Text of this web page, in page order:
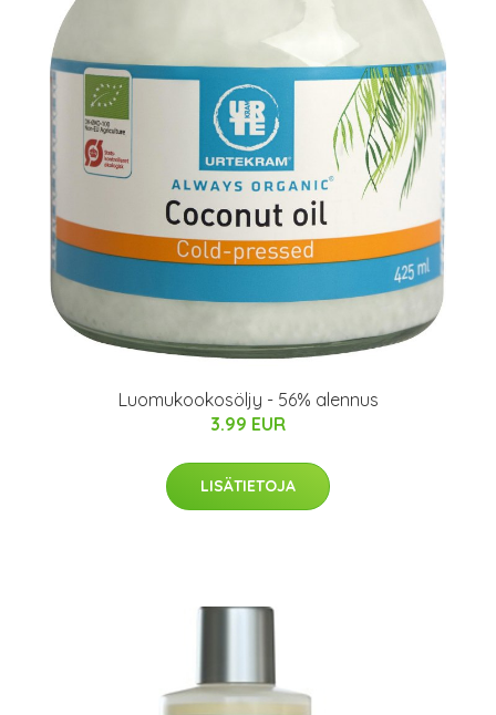
Luomukookosöljy - 56% alennus
3.99 EUR
LISÄTIETOJA